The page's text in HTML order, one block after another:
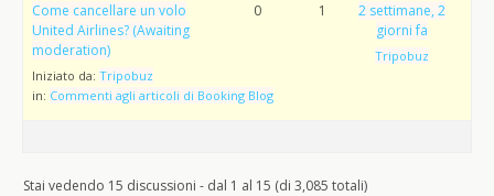
Come cancellare un volo
United Airlines? (Awaiting
moderation)
Iniziato da: Tripobuz
in: Commenti agli articoli di Booking Blog
0 1
2 settimane, 2
giorni fa
Tripobuz
Stai vedendo 15 discussioni - dal 1 al 15 (di 3,085 totali)